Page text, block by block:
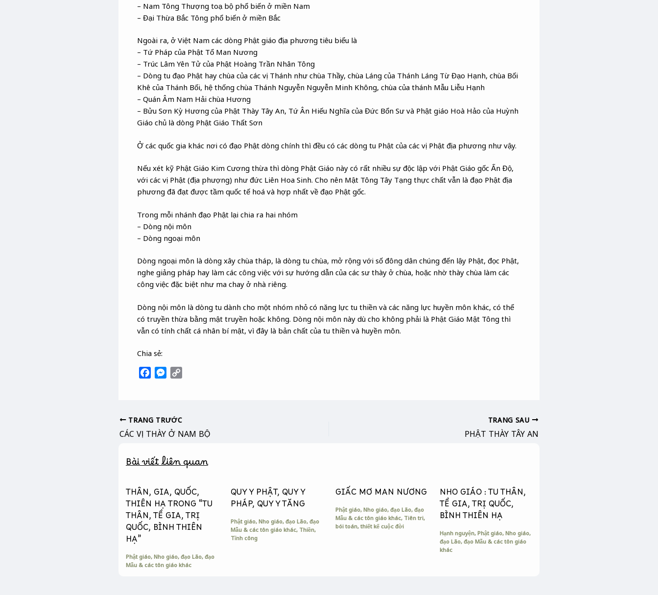
– Nam Tông Thượng toạ bộ phổ biến ở miền Nam
– Đại Thừa Bắc Tông phổ biến ở miền Bắc
Ngoài ra, ở Việt Nam các dòng Phật giáo địa phương tiêu biểu là
– Tứ Pháp của Phật Tổ Man Nương
– Trúc Lâm Yên Tử của Phật Hoàng Trần Nhân Tông
– Dòng tu đạo Phật hay chùa của các vị Thánh như chùa Thầy, chùa Láng của Thánh Láng Từ Đạo Hạnh, chùa Bối
Khê của Thánh Bối, hệ thống chùa Thánh Nguyễn Nguyễn Minh Không, chùa của thánh Mẫu Liễu Hạnh
– Quán Âm Nam Hải chùa Hương
– Bửu Sơn Kỳ Hương của Phật Thày Tây An, Tứ Ân Hiếu Nghĩa của Đức Bổn Sư và Phật giáo Hoà Hảo của Huỳnh
Giáo chủ là dòng Phật Giáo Thất Sơn
Ở các quốc gia khác nơi có đạo Phật dòng chính thì đều có các dòng tu Phật của các vị Phật địa phương như vậy.
Nếu xét kỹ Phật Giáo Kim Cương thừa thì dòng Phật Giáo này có rất nhiều sự độc lập với Phật Giáo gốc Ấn Độ,
với các vị Phật (địa phượng) như đức Liên Hoa Sinh. Cho nên Mật Tông Tây Tạng thực chất vẫn là đạo Phật địa
phương đã đạt được tầm quốc tế hoá và hợp nhất về đạo Phật gốc.
Trong mỗi nhánh đạo Phật lại chia ra hai nhóm
– Dòng nội môn
– Dòng ngoại môn
Dòng ngoại môn là dòng xây chùa tháp, là dòng tu chùa, mở rộng với số đông dân chúng đến lậy Phật, đọc Phật,
nghe giảng pháp hay làm các công việc với sự hướng dẫn của các sư thày ở chùa, hoặc nhờ thày chùa làm các
công việc đặc biệt như ma chay ở nhà riêng.
Dòng nội môn là dòng tu dành cho một nhóm nhỏ có năng lực tu thiền và các năng lực huyền môn khác, có thể
có truyền thừa bằng mật truyền hoặc không. Dòng nội môn này dù cho không phải là Phật Giáo Mật Tông thì
vẫn có tính chất cá nhân bí mật, vì đây là bản chất của tu thiền và huyền môn.
Chia sẻ:
b
o
k
M
e
n
e
r
L
i
TRANG TRƯỚC
CÁC VỊ THÀY Ở NAM BỘ
TRANG SAU
PHẬT THÀY TÂY AN
Bài viết liên quan
THÂN, GIA, QUỐC,
THIÊN HẠ TRONG “TU
THÂN, TỀ GIA, TRỊ
QUỐC, BÌNH THIÊN
HẠ”
Phật giáo, Nho giáo, đạo Lão, đạo
Mẫu & các tôn giáo khác
QUY Y PHẬT, QUY Y
PHÁP, QUY Y TĂNG
Phật giáo, Nho giáo, đạo Lão, đạo
Mẫu & các tôn giáo khác, Thiền,
Tĩnh công
GIẤC MƠ MAN NƯƠNG
Phật giáo, Nho giáo, đạo Lão, đạo
Mẫu & các tôn giáo khác, Tiên tri,
bói toán, thiết kế cuộc đời
NHO GIÁO : TU THÂN,
TỀ GIA, TRỊ QUỐC,
BÌNH THIÊN HẠ
Hạnh nguyện,Phật giáo, Nho giáo,
đạo Lão, đạo Mẫu & các tôn giáo
khác